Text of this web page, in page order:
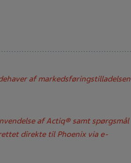
af markedsføringstilladelsen
af Actiq® samt spørgsmål
direkte til Phoenix via e-